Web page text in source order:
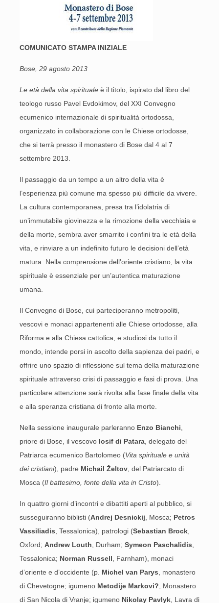
COMUNICATO STAMPA INIZIALE
Bose, 29 agosto 2013
Le età della vita spirituale è il titolo, ispirato dal libro del
teologo russo Pavel Evdokimov, del XXI Convegno
ecumenico internazionale di spiritualità ortodossa,
organizzato in collaborazione con le Chiese ortodosse,
che si terrà presso il monastero di Bose dal 4 al 7
settembre 2013.
Il passaggio da un tempo a un altro della vita è
l’esperienza più comune ma spesso più difficile da vivere.
La cultura contemporanea, presa tra l’idolatria di
un’immutabile giovinezza e la rimozione della vecchiaia e
della morte, sembra aver smarrito i confini tra le età della
vita, e rinviare a un indefinito futuro le decisioni dell’età
matura. Nella comprensione dell’oriente cristiano, la vita
spirituale è essenziale per un’autentica maturazione
umana.
Il Convegno di Bose, cui parteciperanno metropoliti,
vescovi e monaci appartenenti alle Chiese ortodosse, alla
Riforma e alla Chiesa cattolica, e studiosi da tutto il
mondo, intende porsi in ascolto della sapienza dei padri, e
offrire uno spazio di riflessione sul tema della maturazione
spirituale attraverso crisi di passaggio e fasi di prova. Una
particolare attenzione sarà rivolta alla fase finale della vita
e alla speranza cristiana di fronte alla morte.
Nella sessione inaugurale parleranno Enzo Bianchi
priore di Bose, il vescovo Iosif di Patara , delegato del
Patriarca ecumenico Bartolomeo (Vita spirituale e unità
dei cristiani), padre Michail Želtov , del Patriarcato di
Mosca (Il battesimo, fonte della vita in Cristo).
In quattro giorni d’incontri e dibattiti aperti al pubblico, si
susseguiranno biblisti (Andrej Desnickij , Mosca; Petros
Vassiliadis , Tessalonica), patrologi (Sebastian Brock
Oxford; Andrew Louth , Durham; Symeon Paschalidis
Tessalonica; Norman Russell , Farnham), monaci
d’oriente e d’occidente (p. Michel van Parys , monastero
di Chevetogne; igumeno Metodije Markovi? , Monastero
di San Nicola di Vranje; igumeno Nikolay Pavlyk , Lavra di